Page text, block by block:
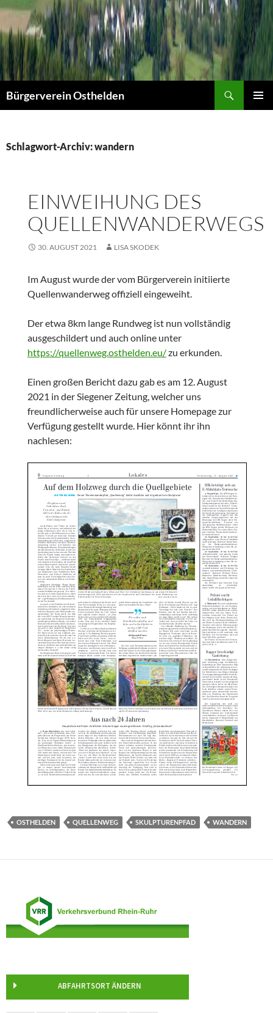
Bürgerverein Osthelden
Schlagwort-Archiv: wandern
EINWEIHUNG DES
QUELLENWANDERWEGS
30. AUGUST 2021 LISA SKODEK
Im August wurde der vom Bürgerverein initiierte
Quellenwanderweg offiziell eingeweiht.
Der etwa 8km lange Rundweg ist nun vollständig
ausgeschildert und auch online unter
https://quellenweg.osthelden.eu/zu erkunden.
Einen großen Bericht dazu gab es am 12. August
2021 in der Siegener Zeitung, welcher uns
freundlicherweise auch für unsere Homepage zur
Verfügung gestellt wurde. Hier könnt ihr ihn
nachlesen:
OSTHELDEN QUELLENWEG SKULPTURENPFAD WANDERN